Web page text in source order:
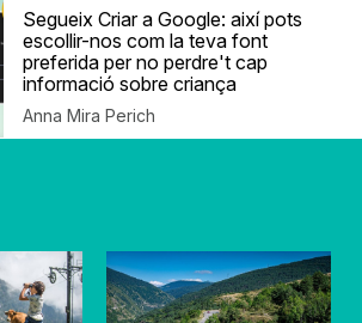
Segueix Criar a Google: així pots
escollir-nos com la teva font
preferida per no perdre't cap
informació sobre criança
Anna Mira Perich